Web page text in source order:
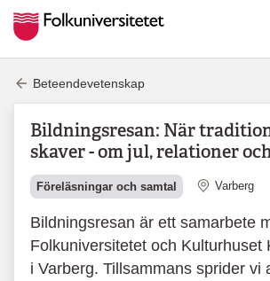
Beteendevetenskap
Bildningsresan: När
skaver - om jul, relationer
Föreläsningar och samtal Plats
Varberg
Bildningsresan är ett samarbete
Folkuniversitetet och Kulturhuset
i Varberg. Tillsammans sprider vi